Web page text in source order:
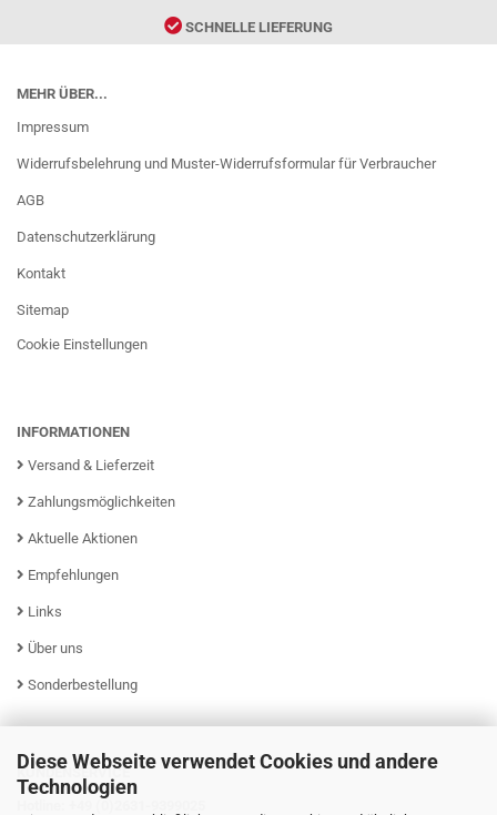
Diese Webseite verwendet Cookies und andere
Technologien
SCHNELLE LIEFERUNG
MEHR ÜBER...
Impressum
Widerrufsbelehrung und Muster-Widerrufsformular für Verbraucher
AGB
Datenschutzerklärung
Kontakt
Sitemap
Cookie Einstellungen
INFORMATIONEN
Versand & Lieferzeit
Zahlungsmöglichkeiten
Aktuelle Aktionen
Empfehlungen
Links
Über uns
Sonderbestellung
KUNDENSERVICE